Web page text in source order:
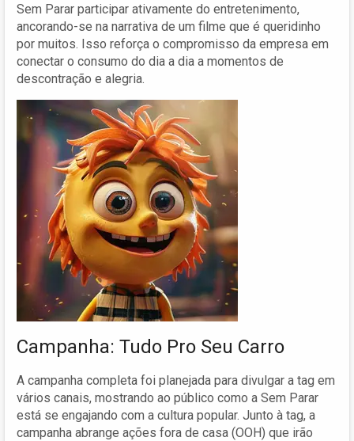
Sem Parar participar ativamente do entretenimento,
ancorando-se na narrativa de um filme que é queridinho
por muitos. Isso reforça o compromisso da empresa em
conectar o consumo do dia a dia a momentos de
descontração e alegria.
Campanha: Tudo Pro Seu Carro
A campanha completa foi planejada para divulgar a tag em
vários canais, mostrando ao público como a Sem Parar
está se engajando com a cultura popular. Junto à tag, a
campanha abrange ações fora de casa (OOH) que irão